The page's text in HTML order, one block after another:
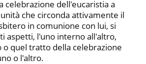
celebrazione dell'eucaristia a
che circonda attivamente il
in comunione con lui, si
aspetti, l'uno interno al­l'altro,
o quel tratto della celebrazione
o l'altro.